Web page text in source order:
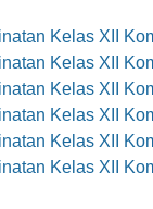
Kelas XII
Kelas XII
Kelas XII
Kelas XII
Kelas XII
Kelas XII